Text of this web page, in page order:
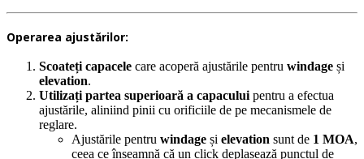
Operarea ajustărilor:
Scoateți capacele care acoperă ajustările pentru windage și
elevation.
Utilizați partea superioară a capacului pentru a efectua
ajustările, aliniind pinii cu orificiile de pe mecanismele de
reglare.
Ajustările pentru windage și elevation sunt de 1 MOA,
ceea ce înseamnă că un click deplasează punctul de